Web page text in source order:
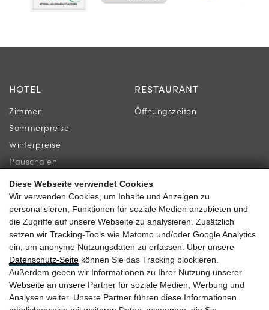
Diese Webseite verwendet Cookies
Wir verwenden Cookies, um Inhalte und Anzeigen zu
personalisieren, Funktionen für soziale Medien anzubieten und
die Zugriffe auf unsere Webseite zu analysieren. Zusätzlich
setzen wir Tracking-Tools wie Matomo und/oder Google Analytics
ein, um anonyme Nutzungsdaten zu erfassen. Über unsere
Datenschutz-Seite können Sie das Tracking blockieren.
Außerdem geben wir Informationen zu Ihrer Nutzung unserer
Webseite an unsere Partner für soziale Medien, Werbung und
Analysen weiter. Unsere Partner führen diese Informationen
HOTEL
Zimmer
Sommerpreise
Winterpreise
Pauschalen
RESTAURANT
Öffnungszeiten
INFORMATION
Newsletter
Lage & Anreise
Gästebewertungen
KONTAKT
Familie Gassner
Kirchgasse 9
5730 Mittersill